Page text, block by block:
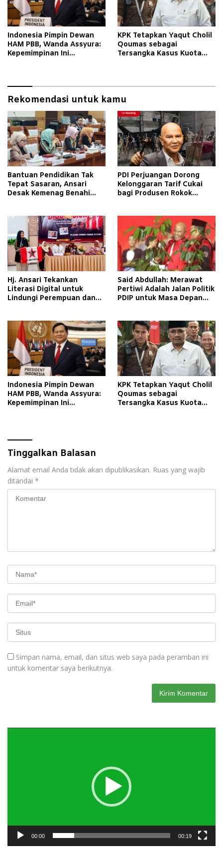
Indonesia Pimpin Dewan
HAM PBB, Wanda Assyura:
Kepemimpinan Ini
KPK Tetapkan Yaqut Cholil
Qoumas sebagai
Tersangka Kasus Kuota
Rekomendasi untuk kamu
Bantuan Pendidikan Tak
Tepat Sasaran, Ansari
Desak Kemenag Benahi
PDI Perjuangan Dorong
Kelonggaran Tarif Cukai
bagi Produsen Rokok
Hj. Ansari Tekankan
Literasi Digital untuk
Lindungi Perempuan dan
Said Abdullah: Merawat
Pertiwi Adalah Jalan Politik
PDIP untuk Masa Depan
Indonesia Pimpin Dewan
HAM PBB, Wanda Assyura:
Kepemimpinan Ini
KPK Tetapkan Yaqut Cholil
Qoumas sebagai
Tersangka Kasus Kuota
Tinggalkan Balasan
Alamat email Anda tidak akan dipublikasikan. Ruas yang wajib
ditandai *
Simpan nama, email, dan situs web saya pada peramban ini
untuk komentar saya berikutnya.
00:00 00:19